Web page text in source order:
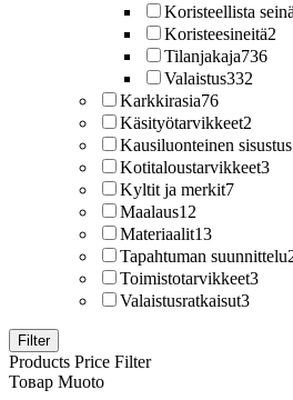
Koristeellista
Koristeesineitä2
Tilanjakaja736
Valaistus332
Karkkirasia76
Käsityötarvikkeet2
Kausiluonteinen sisustus
Kotitaloustarvikkeet3
Kyltit ja merkit7
Maalaus12
Materiaalit13
Tapahtuman suunnittelu
Toimistotarvikkeet3
Valaistusratkaisut3
Filter
Products Price Filter
Товар Muoto